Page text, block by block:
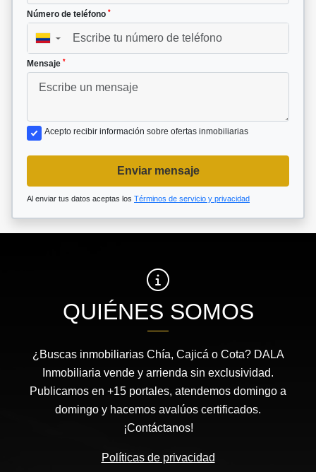
Número de teléfono *
▼
Mensaje *
Acepto recibir información sobre ofertas inmobiliarias
Enviar mensaje
Al enviar tus datos aceptas los Términos de servicio y privacidad
QUIÉNES SOMOS
¿Buscas inmobiliarias Chía, Cajicá o Cota? DALA
Inmobiliaria vende y arrienda sin exclusividad.
Publicamos en +15 portales, atendemos domingo a
domingo y hacemos avalúos certificados.
¡Contáctanos!
Políticas de privacidad